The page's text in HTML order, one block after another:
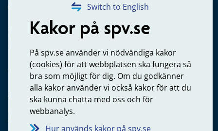
Switch to English
Kakor på spv.se
På spv.se använder vi nödvändiga kakor
(cookies) för att webbplatsen ska fungera så
bra som möjligt för dig. Om du godkänner
alla kakor använder vi också kakor för att du
ska kunna chatta med oss och för
webbanalys.
Hur används kakor på spv.se
020-65 00 65
Kontakta oss
Arbetsgivare
Frågor om administration av tjänstepension från statlig
anställning